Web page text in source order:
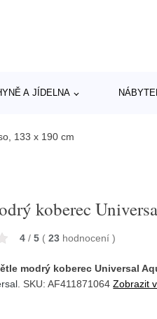
A JÍDELNA
133 x 190 cm
koberec
4 / 5 ( 23 hodnocení)
modrý koberec Universal
. SKU: AF411871064Zobrazit